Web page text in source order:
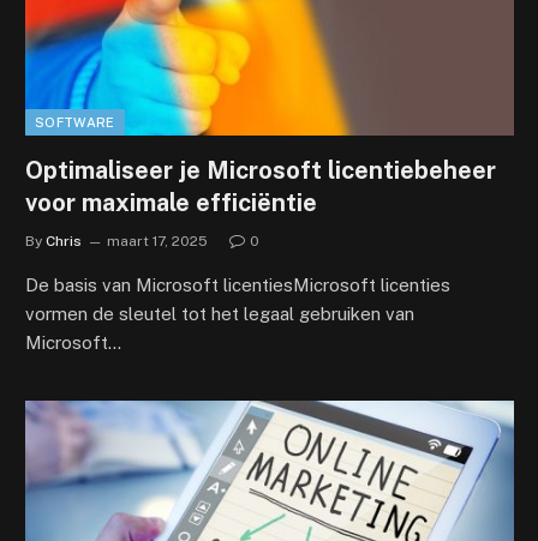
SOFTWARE
Optimaliseer je Microsoft licentiebeheer
voor maximale efficiëntie
By Chris maart 17, 2025 0
De basis van Microsoft licentiesMicrosoft licenties
vormen de sleutel tot het legaal gebruiken van
Microsoft…